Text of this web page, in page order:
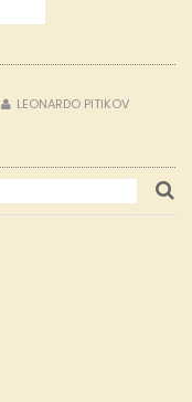
LEONARDO PITIKOV